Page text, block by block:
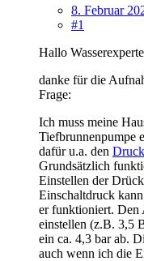
8. Februar
#1
Hallo
danke für die
Frage:
Ich muss meine
Tiefbrunnenpumpe
dafür u.a. den
Grundsätzlich
Einstellen der
Einschaltdruck
er funktioniert. Den
einstellen (z.B. 3,5
ein ca. 4,3 bar ab.
auch wenn ich die